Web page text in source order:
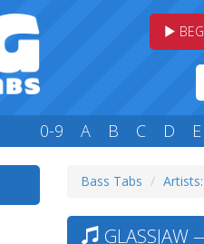
0-9 A B C D E
Bass Tabs
GLASSJAW